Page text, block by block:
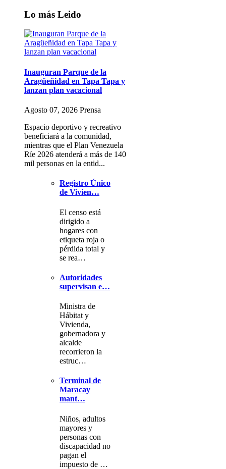
Lo más Leido
Inauguran Parque de la
Aragüeñidad en Tapa Tapa y
lanzan plan vacacional
Agosto 07, 2026 Prensa
Espacio deportivo y recreativo
beneficiará a la comunidad,
mientras que el Plan Venezuela
Ríe 2026 atenderá a más de 140
mil personas en la entid...
Registro Único
de Vivien…
El censo está
dirigido a
hogares con
etiqueta roja o
pérdida total y
se rea…
Autoridades
supervisan e…
Ministra de
Hábitat y
Vivienda,
gobernadora y
alcalde
recorrieron la
estruc…
Terminal de
Maracay
mant…
Niños, adultos
mayores y
personas con
discapacidad no
pagan el
impuesto de …